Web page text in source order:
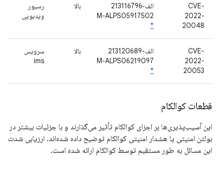
CVE-
2022-
20048
الف-213116796
M-ALPS05917502
*
بالا
رسیور
ویدیویی
CVE-
2022-
20053
الف-213120689
M-ALPS06219097
*
بالا
سرویس
ims
قطعات کوالکام
این آسیب‌پذیری‌ها بر اجزای کوالکام تأثیر می‌گذارند و با جزئیات بیشتر در
بولتن امنیتی یا هشدار امنیتی کوالکام توضیح داده شده‌اند. ارزیابی شدت
این مسائل به طور مستقیم توسط کوالکام ارائه شده است.